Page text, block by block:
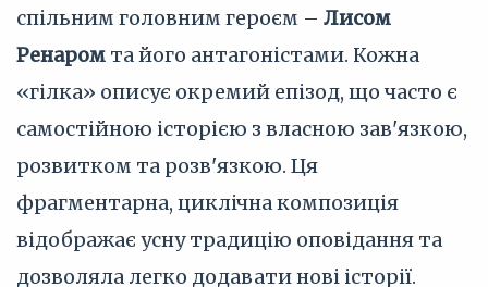
спільним головним героєм – Лисом
Ренаром та його антагоністами. Кожна
«гілка» описує окремий епізод, що часто є
самостійною історією з власною зав'язкою,
розвитком та розв'язкою. Ця
фрагментарна, циклічна композиція
відображає усну традицію оповідання та
дозволяла легко додавати нові історії.